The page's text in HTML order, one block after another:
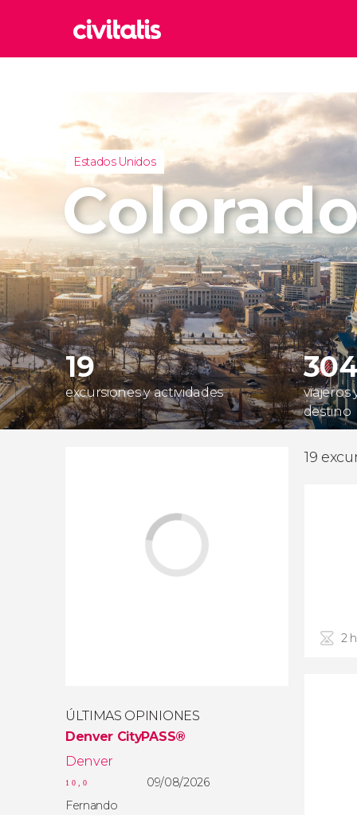
Italia
Reino
Reino
Turquía
Estados Unidos
19
excursiones y actividades
viajeros
destino
ÚLTIMAS OPINIONES
Denver CityPASS®
Denver
10,0
09/08/2026
Fernando
19
2